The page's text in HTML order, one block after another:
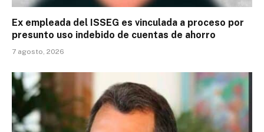
Ex empleada del ISSEG es vinculada a proceso por
presunto uso indebido de cuentas de ahorro
7 agosto, 2026